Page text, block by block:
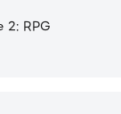
2: RPG